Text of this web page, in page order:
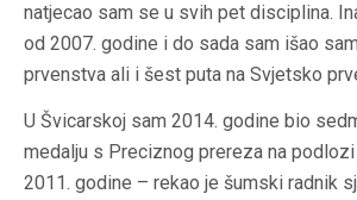
natjecao sam se u svih pet disciplina.
od 2007. godine i do sada sam išao
prvenstva ali i šest puta na Svjetsko
U Švicarskoj sam 2014. godine bio
medalju s Preciznog prereza na
2011. godine – rekao je šumski radnik